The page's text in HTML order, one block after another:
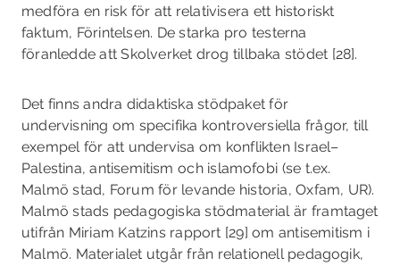
medföra en risk för att relativisera ett historiskt
faktum, Förintelsen. De starka pro­ testerna
föranledde att Skolverket drog tillbaka stödet [28].
Det finns andra didaktiska stödpaket för
undervisning om specifika kontroversiella frågor, till
exempel för att undervisa om konflikten Israel–
Palestina, antisemitism och islamo­fobi (se t.ex.
Malmö stad, Forum för levande historia, Oxfam, UR).
Malmö stads pedagogiska stödmaterial är framtaget
utifrån Miriam Katzins rapport [29] om antisemitism i
Malmö. Materialet utgår från relationell pedagogik,